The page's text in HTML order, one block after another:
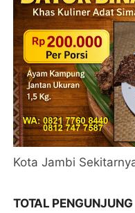
Kota Jambi
TOTAL PENGUNJUNG